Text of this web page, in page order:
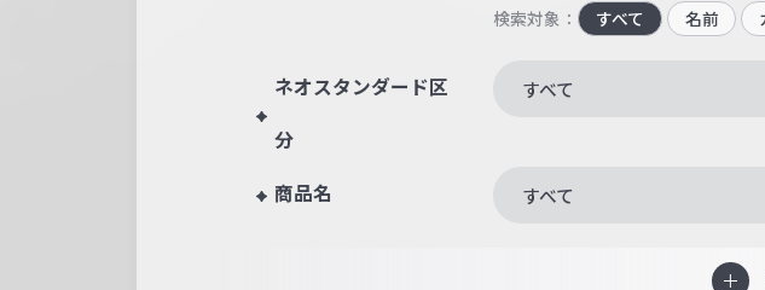
検索対象： すべて 名前
ネオスタンダード区
分
すべて
商品名 すべて